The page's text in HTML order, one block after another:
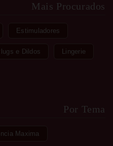
Mais Procurados
Estimuladores
e Dildos Lingerie
Por Tema
Maxima